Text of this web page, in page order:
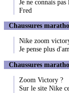
Je ne connais
Fred
Chaussures
Nike zoom
Je pense plus
Chaussures
Zoom Victory ?
Sur le site Nike